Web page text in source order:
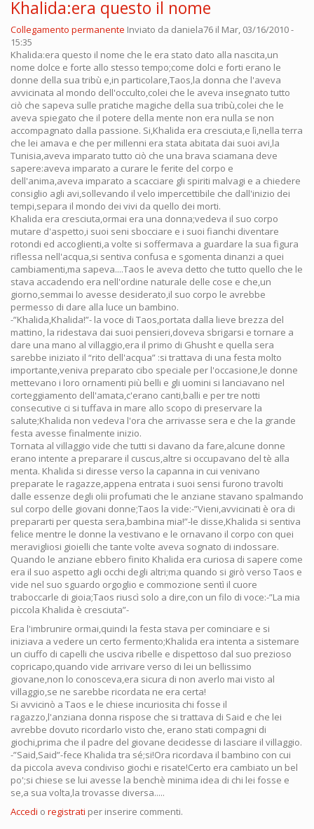
Khalida:era questo il nome
Collegamento permanente Inviato da daniela76 il Mar, 03/16/2010 -
15:35
Khalida:era questo il nome che le era stato dato alla nascita,un
nome dolce e forte allo stesso tempo;come dolci e forti erano le
donne della sua tribù e,in particolare,Taos,la donna che l'aveva
avvicinata al mondo dell'occulto,colei che le aveva insegnato tutto
ciò che sapeva sulle pratiche magiche della sua tribù,colei che le
aveva spiegato che il potere della mente non era nulla se non
accompagnato dalla passione. Si,Khalida era cresciuta,e lì,nella terra
che lei amava e che per millenni era stata abitata dai suoi avi,la
Tunisia,aveva imparato tutto ciò che una brava sciamana deve
sapere:aveva imparato a curare le ferite del corpo e
dell'anima,aveva imparato a scacciare gli spiriti malvagi e a chiedere
consiglio agli avi,sollevando il velo impercettibile che dall'inizio dei
tempi,separa il mondo dei vivi da quello dei morti.
Khalida era cresciuta,ormai era una donna;vedeva il suo corpo
mutare d'aspetto,i suoi seni sbocciare e i suoi fianchi diventare
rotondi ed accoglienti,a volte si soffermava a guardare la sua figura
riflessa nell'acqua,si sentiva confusa e sgomenta dinanzi a quei
cambiamenti,ma sapeva....Taos le aveva detto che tutto quello che le
stava accadendo era nell'ordine naturale delle cose e che,un
giorno,semmai lo avesse desiderato,il suo corpo le avrebbe
permesso di dare alla luce un bambino.
-”Khalida,Khalida!”- la voce di Taos,portata dalla lieve brezza del
mattino, la ridestava dai suoi pensieri,doveva sbrigarsi e tornare a
dare una mano al villaggio,era il primo di Ghusht e quella sera
sarebbe iniziato il “rito dell'acqua” :si trattava di una festa molto
importante,veniva preparato cibo speciale per l'occasione,le donne
mettevano i loro ornamenti più belli e gli uomini si lanciavano nel
corteggiamento dell'amata,c'erano canti,balli e per tre notti
consecutive ci si tuffava in mare allo scopo di preservare la
salute;Khalida non vedeva l'ora che arrivasse sera e che la grande
festa avesse finalmente inizio.
Tornata al villaggio vide che tutti si davano da fare,alcune donne
erano intente a preparare il cuscus,altre si occupavano del tè alla
menta. Khalida si diresse verso la capanna in cui venivano
preparate le ragazze,appena entrata i suoi sensi furono travolti
dalle essenze degli olii profumati che le anziane stavano spalmando
sul corpo delle giovani donne;Taos la vide:-”Vieni,avvicinati è ora di
prepararti per questa sera,bambina mia!”-le disse,Khalida si sentiva
felice mentre le donne la vestivano e le ornavano il corpo con quei
meravigliosi gioielli che tante volte aveva sognato di indossare.
Quando le anziane ebbero finito Khalida era curiosa di sapere come
era il suo aspetto agli occhi degli altri;ma quando si girò verso Taos e
vide nel suo sguardo orgoglio e commozione sentì il cuore
traboccarle di gioia;Taos riuscì solo a dire,con un filo di voce:-”La mia
piccola Khalida è cresciuta”-
Era l'imbrunire ormai,quindi la festa stava per cominciare e si
iniziava a vedere un certo fermento;Khalida era intenta a sistemare
un ciuffo di capelli che usciva ribelle e dispettoso dal suo prezioso
copricapo,quando vide arrivare verso di lei un bellissimo
giovane,non lo conosceva,era sicura di non averlo mai visto al
villaggio,se ne sarebbe ricordata ne era certa!
Si avvicinò a Taos e le chiese incuriosita chi fosse il
ragazzo,l'anziana donna rispose che si trattava di Said e che lei
avrebbe dovuto ricordarlo visto che, erano stati compagni di
giochi,prima che il padre del giovane decidesse di lasciare il villaggio.
-”Said,Said”-fece Khalida tra sé;si!Ora ricordava il bambino con cui
da piccola aveva condiviso giochi e risate!Certo era cambiato un bel
po';si chiese se lui avesse la benchè minima idea di chi lei fosse e
se,a sua volta,la trovasse diversa.....
Accedi o registrati per inserire commenti.